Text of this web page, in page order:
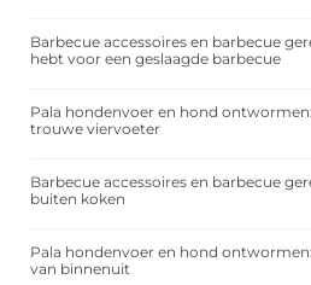
Barbecue accessoires en barbecue
hebt voor een geslaagde barbecue
Pala hondenvoer en hond
trouwe viervoeter
Barbecue accessoires en barbecue
buiten koken
Pala hondenvoer en hond
van binnenuit